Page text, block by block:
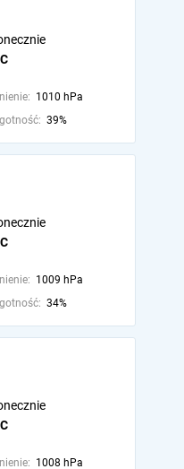
1010 hPa
39%
1009 hPa
34%
1008 hPa